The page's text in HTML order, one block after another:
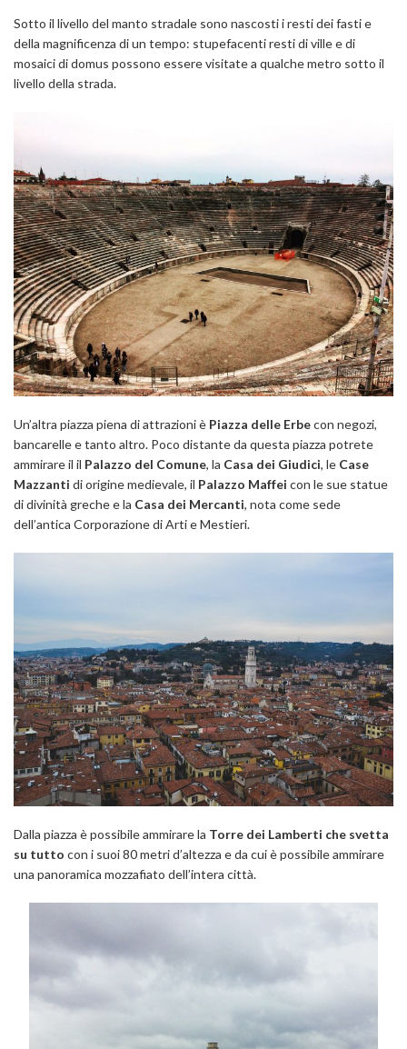
Sotto il livello del manto stradale sono nascosti i resti dei fasti e
della magnificenza di un tempo: stupefacenti resti di ville e di
mosaici di domus possono essere visitate a qualche metro sotto il
livello della strada.
Un’altra piazza piena di attrazioni è Piazza delle Erbecon negozi,
bancarelle e tanto altro. Poco distante da questa piazza potrete
ammirare il il Palazzo del Comune, la Casa dei Giudici, le Case
Mazzanti di origine medievale, il Palazzo Maffei con le sue statue
di divinità greche e la Casa dei Mercanti, nota come sede
dell’antica Corporazione di Arti e Mestieri.
Dalla piazza è possibile ammirare la Torre dei Lamberti che svetta
su tutto con i suoi 80 metri d’altezza e da cui è possibile ammirare
una panoramica mozzafiato dell’intera città.